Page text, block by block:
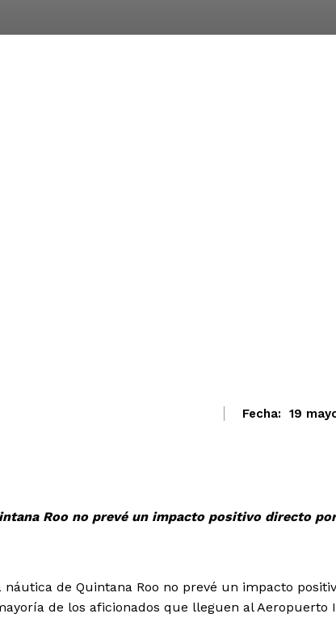
Fecha: 19
Roo no prevé un impacto positivo directo
náutica de Quintana Roo no prevé un impacto
de los aficionados que lleguen al Aeropuerto